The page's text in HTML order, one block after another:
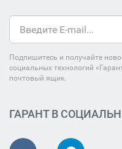
Подпишитесь и получайте
социальных технологий
почтовый ящик.
ГАРАНТ В